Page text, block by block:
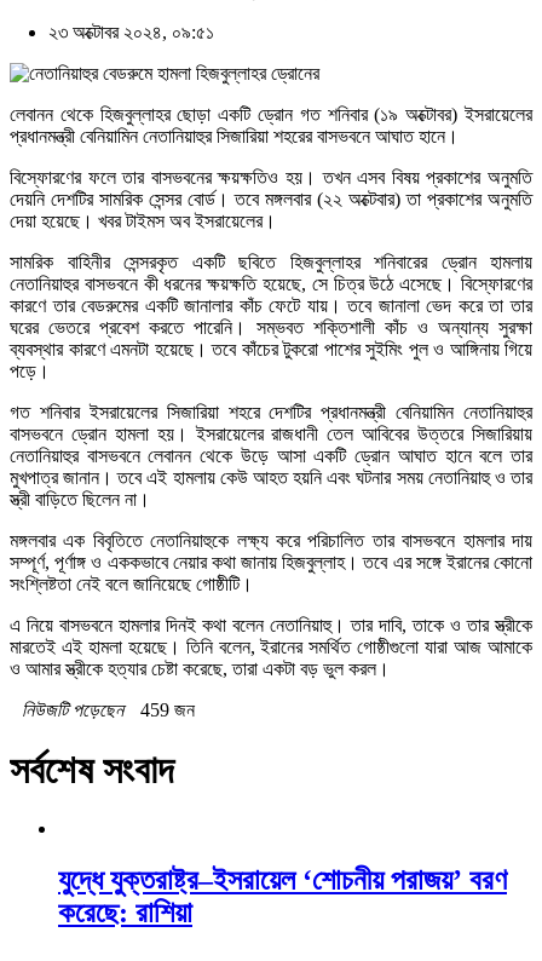
২৩ অক্টোবর ২০২৪, ০৯:৫১
লেবানন থেকে হিজবুল্লাহর ছোড়া একটি ড্রোন গত শনিবার (১৯ অক্টোবর) ইসরায়েলের
প্রধানমন্ত্রী বেনিয়ামিন নেতানিয়াহুর সিজারিয়া শহরের বাসভবনে আঘাত হানে।
বিস্ফোরণের ফলে তার বাসভবনের ক্ষয়ক্ষতিও হয়। তখন এসব বিষয় প্রকাশের অনুমতি
দেয়নি দেশটির সামরিক সেন্সর বোর্ড। তবে মঙ্গলবার (২২ অক্টেবার) তা প্রকাশের অনুমতি
দেয়া হয়েছে। খবর টাইমস অব ইসরায়েলের।
সামরিক বাহিনীর সেন্সরকৃত একটি ছবিতে হিজবুল্লাহর শনিবারের ড্রোন হামলায়
নেতানিয়াহুর বাসভবনে কী ধরনের ক্ষয়ক্ষতি হয়েছে, সে চিত্র উঠে এসেছে। বিস্ফোরণের
কারণে তার বেডরুমের একটি জানালার কাঁচ ফেটে যায়। তবে জানালা ভেদ করে তা তার
ঘরের ভেতরে প্রবেশ করতে পারেনি। সম্ভবত শক্তিশালী কাঁচ ও অন্যান্য সুরক্ষা
ব্যবস্থার কারণে এমনটা হয়েছে। তবে কাঁচের টুকরো পাশের সুইমিং পুল ও আঙ্গিনায় গিয়ে
পড়ে।
গত শনিবার ইসরায়েলের সিজারিয়া শহরে দেশটির প্রধানমন্ত্রী বেনিয়ামিন নেতানিয়াহুর
বাসভবনে ড্রোন হামলা হয়। ইসরায়েলের রাজধানী তেল আবিবের উত্তরে সিজারিয়ায়
নেতানিয়াহুর বাসভবনে লেবানন থেকে উড়ে আসা একটি ড্রোন আঘাত হানে বলে তার
মুখপাত্র জানান। তবে এই হামলায় কেউ আহত হয়নি এবং ঘটনার সময় নেতানিয়াহু ও তার
স্ত্রী বাড়িতে ছিলেন না।
মঙ্গলবার এক বিবৃতিতে নেতানিয়াহুকে লক্ষ্য করে পরিচালিত তার বাসভবনে হামলার দায়
সম্পূর্ণ, পূর্ণাঙ্গ ও এককভাবে নেয়ার কথা জানায় হিজবুল্লাহ। তবে এর সঙ্গে ইরানের কোনো
সংশ্লিষ্টতা নেই বলে জানিয়েছে গোষ্ঠীটি।
এ নিয়ে বাসভবনে হামলার দিনই কথা বলেন নেতানিয়াহু। তার দাবি, তাকে ও তার স্ত্রীকে
মারতেই এই হামলা হয়েছে। তিনি বলেন, ইরানের সমর্থিত গোষ্ঠীগুলো যারা আজ আমাকে
ও আমার স্ত্রীকে হত্যার চেষ্টা করেছে, তারা একটা বড় ভুল করল।
নিউজটি পড়েছেন
459 জন
সর্বশেষ সংবাদ
যুদ্ধে যুক্তরাষ্ট্র–ইসরায়েল ‘শোচনীয় পরাজয়’ বরণ
করেছে: রাশিয়া